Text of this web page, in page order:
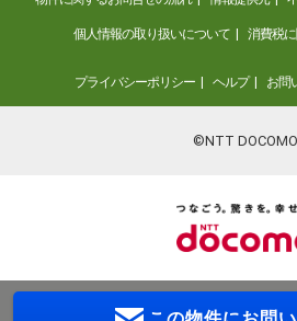
個人情報の取り扱いについて 消費税
プライバシーポリシー ヘルプ お問
©NTT DOCOMO